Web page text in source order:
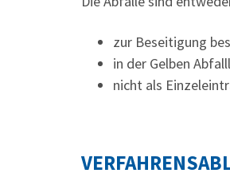
zur Beseitigung
in der Gelben
nicht als